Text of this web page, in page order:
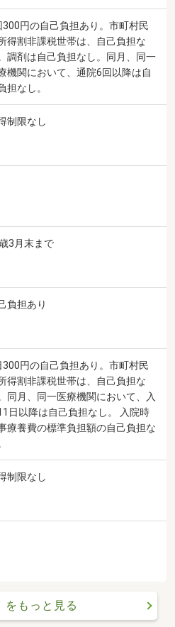
300円の自己負担あり。市町村民
得割非課税世帯は、自己負担な
調剤は自己負担なし。同月、同一
機関において、通院6回以降は自
担なし。
制限なし
3月末まで
負担あり
300円の自己負担あり。市町村民
得割非課税世帯は、自己負担な
同月、同一医療機関において、入
日以降は自己負担なし。 入院時
療養費の標準負担額の自己負担な
制限なし
をもっと見る